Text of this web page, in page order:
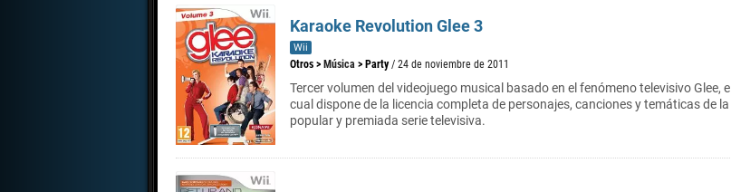
Karaoke Revolution Glee 3
Wii
Otros > Música > Party / 24 de noviembre de 2011
Tercer volumen del videojuego musical basado en el fenómeno televisivo Glee, el
cual dispone de la licencia completa de personajes, canciones y temáticas de la
popular y premiada serie televisiva.